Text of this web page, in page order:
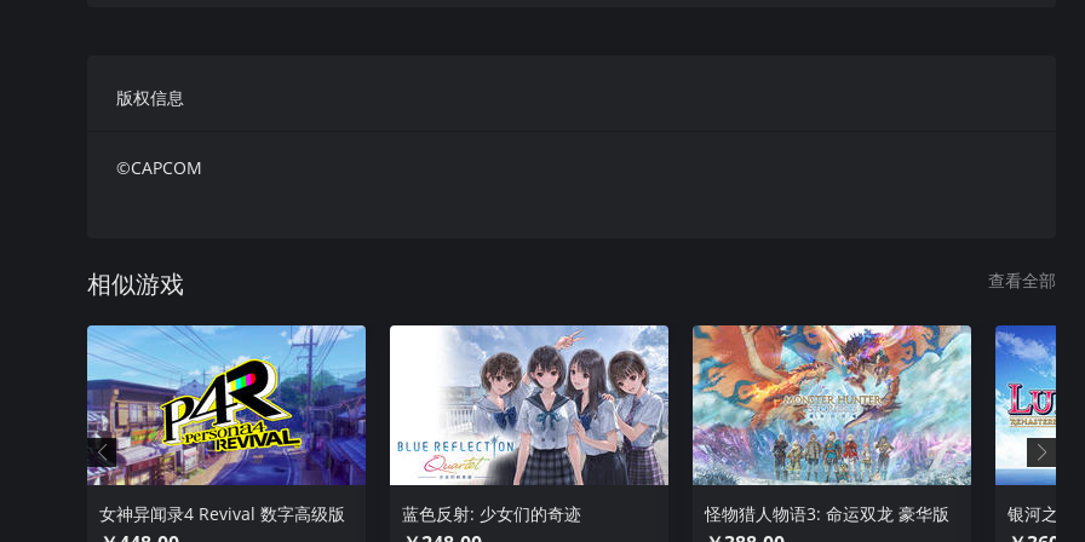
斯西亚斯
克雷
东方联盟沃伦猫人族的年轻领袖，与埃琳娜公主自幼相识。他主动加入妮娜，一同寻找公主。他责任心极强，是队伍的领
队，攻防能力出色，战力可靠。
艾尔欣
艾尔欣全身穿戴封闭铠甲，以此隔绝所有诅咒。因常年身着铠甲，无人知晓她的真实容貌与身世。众人在一处被诅咒污染
版权信息
©CAPCOM
相似游戏 查看全部
女神异闻录4 Revival 数字高级版 蓝色反射: 少女们的奇迹 怪物猎人物语3: 命运双龙 豪华版 银河之星